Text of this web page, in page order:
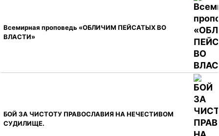
Всемирная проповедь «ОБЛИЧИМ ПЕЙСАТЫХ ВО
ВЛАСТИ»
БОЙ ЗА ЧИСТОТУ ПРАВОСЛАВИЯ НА НЕЧЕСТИВОМ
СУДИЛИЩЕ.